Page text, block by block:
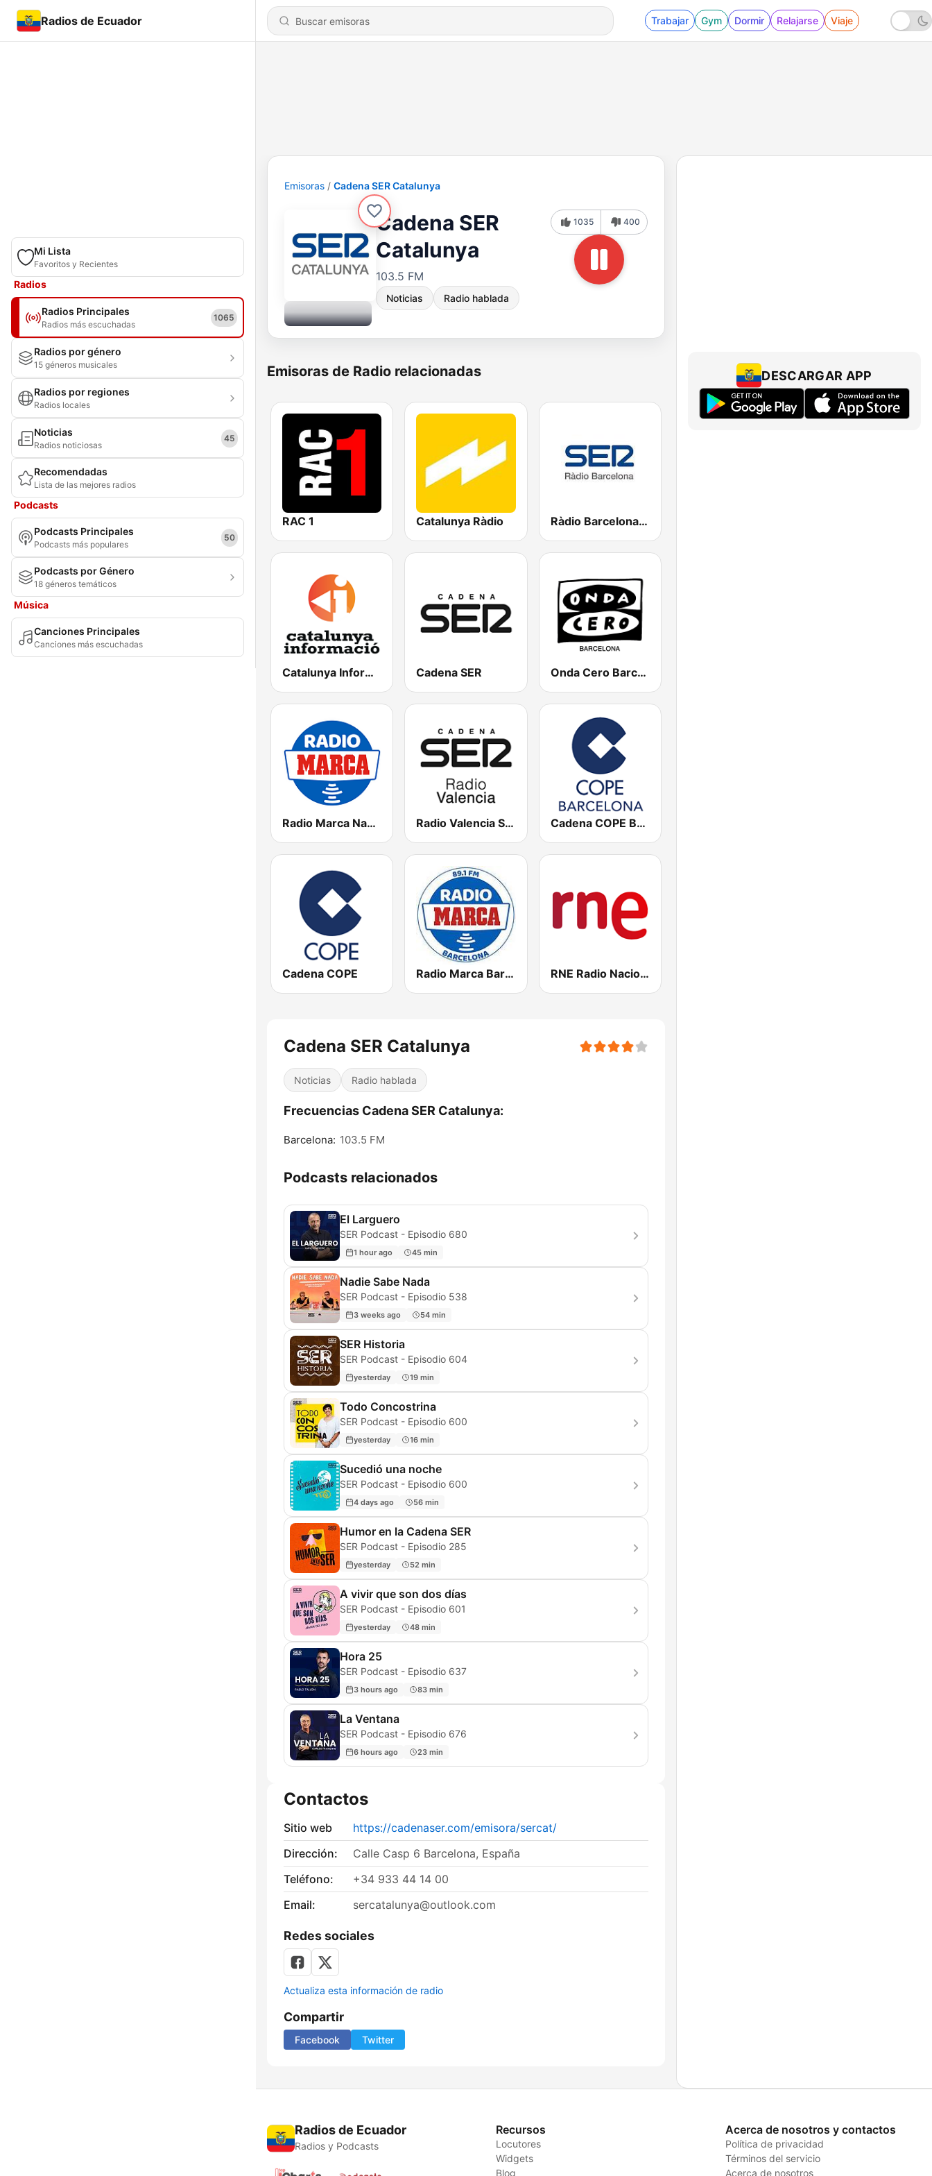
Radios de Ecuador Trabajar Gym Dormir Relajarse Viaje
Mi Lista
Favoritos y Recientes
Radios
Radios Principales
Radios más escuchadas
1065
Radios por género
15 géneros musicales
Radios por regiones
Radios locales
Noticias
Radios noticiosas
45
Recomendadas
Lista de las mejores radios
Podcasts
Podcasts Principales
Podcasts más populares
50
Podcasts por Género
18 géneros temáticos
Música
Canciones Principales
Canciones más escuchadas
Emisoras Cadena SER Catalunya
Cadena SER
Catalunya
103.5 FM
Noticias Radio hablada
1035 400
Emisoras de Radio relacionadas
RAC 1 Catalunya Ràdio Ràdio Barcelona SER
Catalunya Informació Cadena SER Onda Cero Barcelona
Radio Marca Nacional Radio Valencia SER Cadena COPE Barcelona FM
Cadena COPE Radio Marca Barcelona RNE Radio Nacional
Cadena SER Catalunya
Noticias Radio hablada
Frecuencias Cadena SER Catalunya:
Barcelona: 103.5 FM
Podcasts relacionados
El Larguero
SER Podcast - Episodio 680
1 hour ago 45 min
Nadie Sabe Nada
SER Podcast - Episodio 538
3 weeks ago 54 min
SER Historia
SER Podcast - Episodio 604
yesterday 19 min
Todo Concostrina
SER Podcast - Episodio 600
yesterday 16 min
Sucedió una noche
SER Podcast - Episodio 600
4 days ago 56 min
Humor en la Cadena SER
SER Podcast - Episodio 285
yesterday 52 min
A vivir que son dos días
SER Podcast - Episodio 601
yesterday 48 min
Hora 25
SER Podcast - Episodio 637
3 hours ago 83 min
La Ventana
SER Podcast - Episodio 676
6 hours ago 23 min
Contactos
Sitio web
https://cadenaser.com/emisora/sercat/
Dirección:
Calle Casp 6 Barcelona, España
Teléfono:
+34 933 44 14 00
Email:
sercatalunya@outlook.com
Redes sociales
Actualiza esta información de radio
Compartir
Facebook Twitter
DESCARGAR APP
Radios de Ecuador
Radios y Podcasts
Recursos
Locutores
Widgets
Blog
Acerca de nosotros y contactos
Política de privacidad
Términos del servicio
Acerca de nosotros